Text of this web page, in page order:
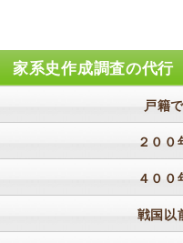
家系史作成調査の代行
戸籍
２００
４００
戦国以